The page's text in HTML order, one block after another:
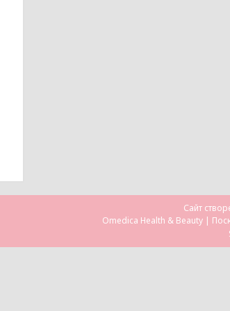
Сайт
Omedica Health & Beauty |